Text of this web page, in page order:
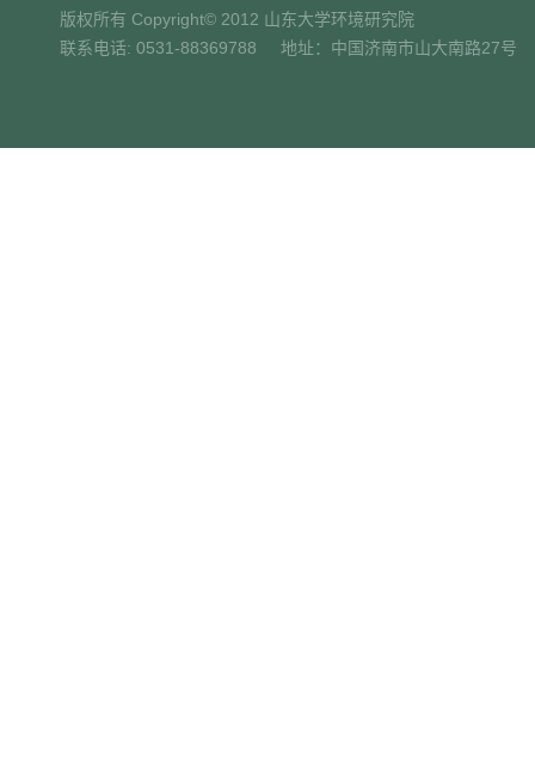
版权所有 Copyright© 2012 山东大学环境研究院
联系电话: 0531-88369788 地址：中国济南市山大南路27号